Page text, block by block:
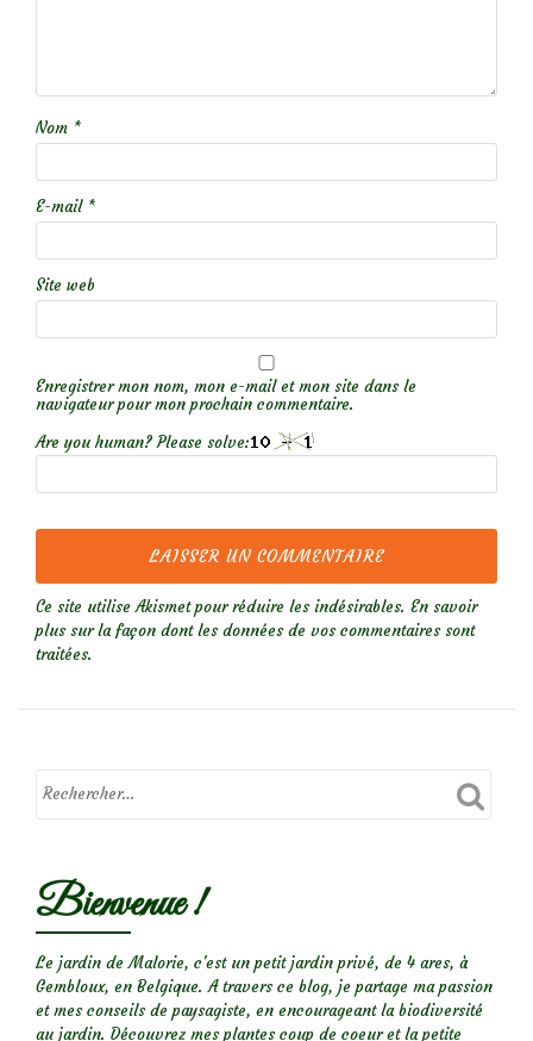
Nom *
E-mail *
Site web
Enregistrer mon nom, mon e-mail et mon site dans le
navigateur pour mon prochain commentaire.
Are you human? Please solve:
Ce site utilise Akismet pour réduire les indésirables. En savoir
plus sur la façon dont les données de vos commentaires sont
traitées.
Bienvenue !
Le jardin de Malorie, c'est un petit jardin privé, de 4 ares, à
Gembloux, en Belgique. A travers ce blog, je partage ma passion
et mes conseils de paysagiste, en encourageant la biodiversité
au jardin. Découvrez mes plantes coup de coeur et la petite